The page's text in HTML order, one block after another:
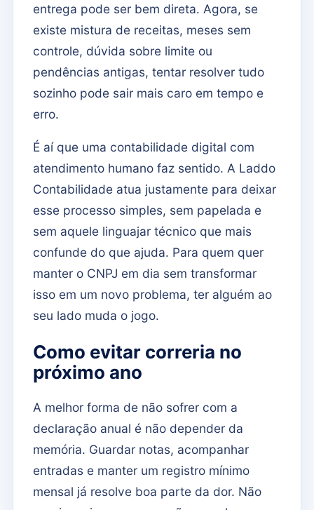
entrega pode ser bem direta. Agora, se
existe mistura de receitas, meses sem
controle, dúvida sobre limite ou
pendências antigas, tentar resolver tudo
sozinho pode sair mais caro em tempo e
erro.
É aí que uma contabilidade digital com
atendimento humano faz sentido. A Laddo
Contabilidade atua justamente para deixar
esse processo simples, sem papelada e
sem aquele linguajar técnico que mais
confunde do que ajuda. Para quem quer
manter o CNPJ em dia sem transformar
isso em um novo problema, ter alguém ao
seu lado muda o jogo.
Como evitar correria no
próximo ano
A melhor forma de não sofrer com a
declaração anual é não depender da
memória. Guardar notas, acompanhar
entradas e manter um registro mínimo
mensal já resolve boa parte da dor. Não